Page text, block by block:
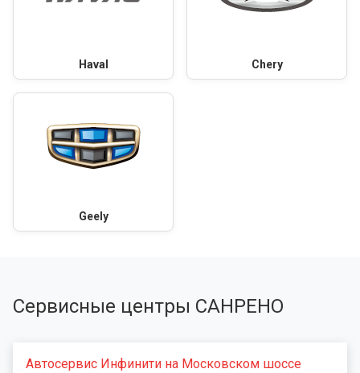
Haval Chery
Geely
Сервисные центры САНРЕНО
Автосервис Инфинити на Московском шоссе